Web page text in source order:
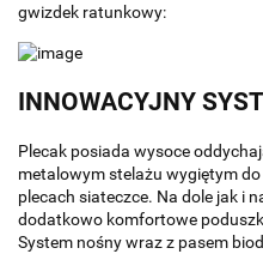
gwizdek ratunkowy:
INNOWACYJNY
Plecak posiada wysoce
metalowym stelażu wygiętym
plecach siateczce. Na dole jak i
dodatkowo komfortowe
System nośny wraz z pasem